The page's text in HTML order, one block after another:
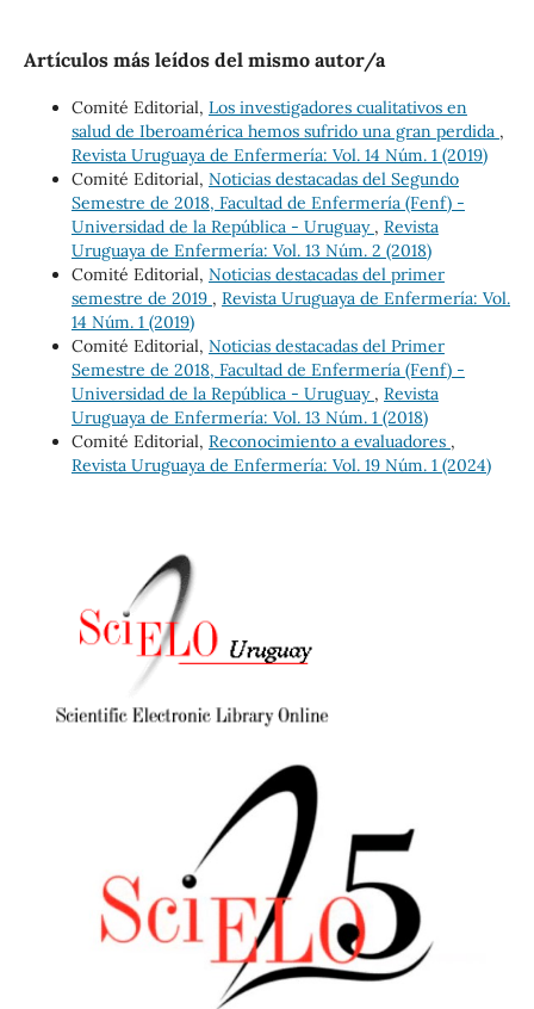
Artículos más leídos del mismo autor/a
Comité Editorial, Los investigadores cualitativos en
salud de Iberoamérica hemos sufrido una gran perdida ,
Revista Uruguaya de Enfermería: Vol. 14 Núm. 1 (2019)
Comité Editorial, Noticias destacadas del Segundo
Semestre de 2018, Facultad de Enfermería (Fenf) -
Universidad de la República - Uruguay , Revista
Uruguaya de Enfermería: Vol. 13 Núm. 2 (2018)
Comité Editorial, Noticias destacadas del primer
semestre de 2019 , Revista Uruguaya de Enfermería: Vol.
14 Núm. 1 (2019)
Comité Editorial, Noticias destacadas del Primer
Semestre de 2018, Facultad de Enfermería (Fenf) -
Universidad de la República - Uruguay , Revista
Uruguaya de Enfermería: Vol. 13 Núm. 1 (2018)
Comité Editorial, Reconocimiento a evaluadores ,
Revista Uruguaya de Enfermería: Vol. 19 Núm. 1 (2024)